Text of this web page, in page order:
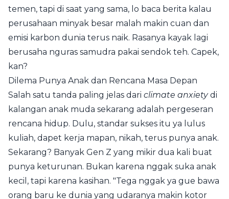
temen, tapi di saat yang sama, lo baca berita kalau
perusahaan minyak besar malah makin cuan dan
emisi karbon dunia terus naik. Rasanya kayak lagi
berusaha nguras samudra pakai sendok teh. Capek,
kan?
Dilema Punya Anak dan Rencana Masa Depan
Salah satu tanda paling jelas dari climate anxietydi
kalangan anak muda sekarang adalah pergeseran
rencana hidup. Dulu, standar sukses itu ya lulus
kuliah, dapet kerja mapan, nikah, terus punya anak.
Sekarang? Banyak Gen Z yang mikir dua kali buat
punya keturunan. Bukan karena nggak suka anak
kecil, tapi karena kasihan. "Tega nggak ya gue bawa
orang baru ke dunia yang udaranya makin kotor